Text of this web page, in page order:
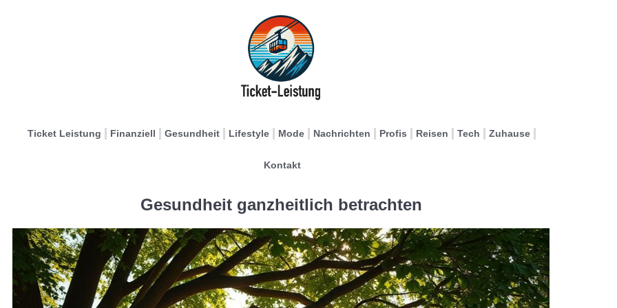
Ticket Leistung Finanziell Gesundheit Lifestyle Mode Nachrichten Profis Reisen Tech Zuhause
Kontakt
Gesundheit ganzheitlich betrachten